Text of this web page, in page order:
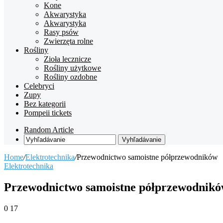
Kone
Akwarystyka
Akwarystyka
Rasy psów
Zwierzęta rolne
Rośliny
Zioła lecznicze
Rośliny użytkowe
Rośliny ozdobne
Celebryci
Zupy
Bez kategorii
Pompeii tickets
Random Article
Vyhľadávanie
Home/Elektrotechnika/Przewodnictwo samoistne półprzewodników
Elektrotechnika
Przewodnictwo samoistne
0 17